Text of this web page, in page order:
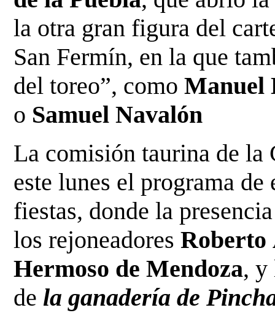
la otra gran figura del
San Fermín, en la que
del toreo”, comoManuel
o Samuel Navalón
La comisión taurina de la
este lunes el programa
fiestas, donde la
los rejoneadoresRoberto
Hermoso de Mendoza, y
de la ganadería de